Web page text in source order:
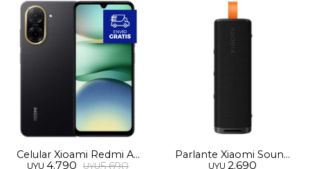
Celular Xioami Redmi A5
UYU 4.790 UYU5.690
Parlante Xiaomi Sound
UYU 2.690